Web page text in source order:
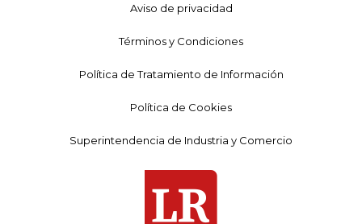
Aviso de privacidad
Términos y Condiciones
Política de Tratamiento de Información
Política de Cookies
Superintendencia de Industria y Comercio